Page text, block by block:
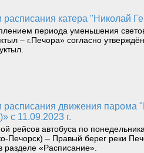
расписания катера "Николай
периода уменьшения
– г.Печора» согласно
с 11.09.2023 г.
рейсов автобуса по
Печорск) – Правый берег реки
разделе «Расписание».